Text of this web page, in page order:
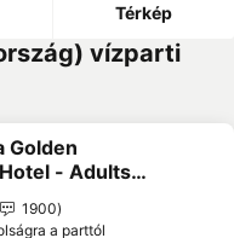
Térkép
vízparti
a kedvencekhez
Golden
- Adults
1900
a parttól